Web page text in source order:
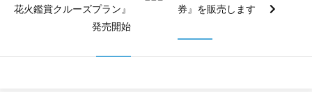
花火鑑賞クルーズプラン』
発売開始
券』を販売します